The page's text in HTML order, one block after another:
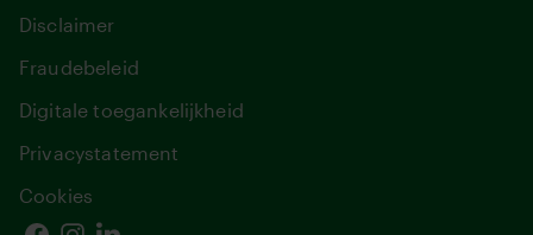
Disclaimer
Fraudebeleid
Digitale toegankelijkheid
Privacystatement
Cookies